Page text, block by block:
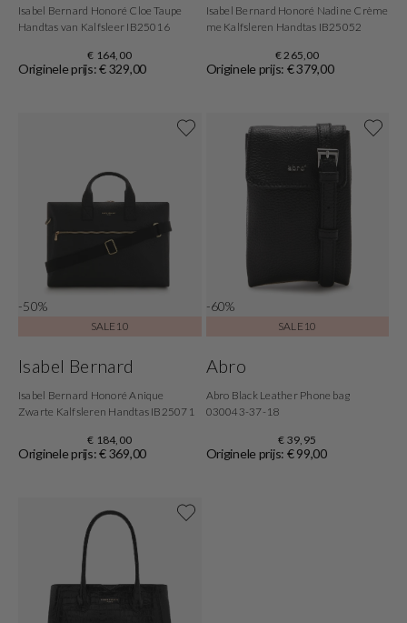
Isabel Bernard Honoré Cloe Taupe
Handtas van Kalfsleer IB25016
€ 164,00
Originele prijs: € 329,00
Isabel Bernard Honoré Nadine Crème
me Kalfsleren Handtas IB25052
€ 265,00
Originele prijs: € 379,00
-50%
SALE10
Isabel Bernard
Isabel Bernard Honoré Anique
Zwarte Kalfsleren Handtas IB25071
€ 184,00
Originele prijs: € 369,00
-60%
SALE10
Abro
Abro Black Leather Phone bag
030043-37-18
€ 39,95
Originele prijs: € 99,00